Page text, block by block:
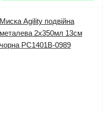
Миска Agility подвійна
металева 2х350мл 13см
чорна PС1401В-0989